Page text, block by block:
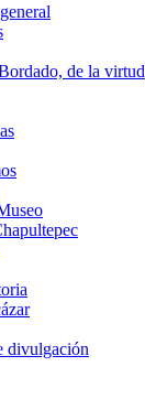
de la virtud
divulgación